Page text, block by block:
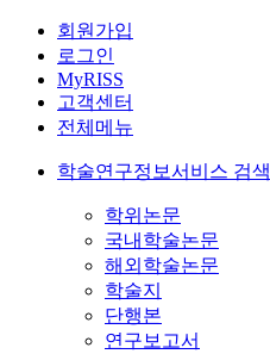
회원가입
로그인
MyRISS
고객센터
전체메뉴
학술연구정보서비스 검색
학위논문
국내학술논문
해외학술논문
학술지
단행본
연구보고서